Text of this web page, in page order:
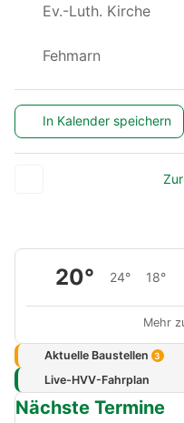
Ev.-Luth. Kirche
Fehmarn
In Kalender speichern
20° 24° 18°
Mehr
Aktuelle Baustellen 3
Live-HVV-Fahrplan
Nächste Termine